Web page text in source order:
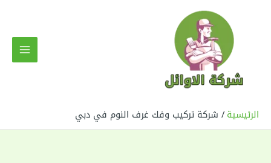
الرئيسية شركة تركيب وفك غرف النوم في دبي